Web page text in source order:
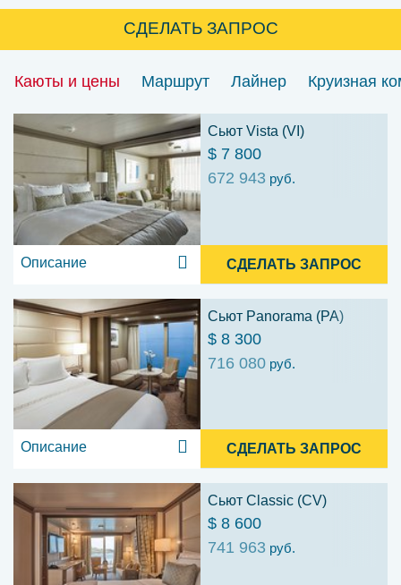
СДЕЛАТЬ ЗАПРОС
Каюты и цены Маршрут Лайнер Круизная
Сьют Vista (VI)
$ 7 800
672 943 руб.
Описание СДЕЛАТЬ ЗАПРОС
Сьют Panorama (PA)
$ 8 300
716 080 руб.
Описание СДЕЛАТЬ ЗАПРОС
Сьют Classic (CV)
$ 8 600
741 963 руб.